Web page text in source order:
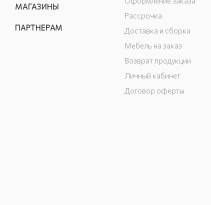
МАГАЗИНЫ
ПАРТНЕРАМ
Рассрочка
Доставка и сборка
Мебель на заказ
Возврат продукции
Личный кабинет
Договор оферты